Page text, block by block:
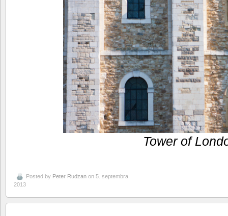
Tower of
Posted by Peter Rudzan on 5. septembra
2013